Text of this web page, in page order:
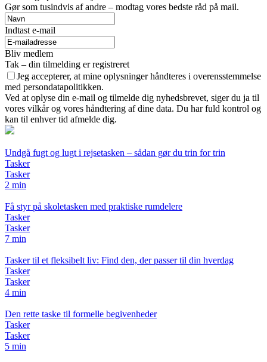
Gør som tusindvis af andre – modtag vores bedste råd på mail.
Indtast e-mail
Bliv medlem
Tak – din tilmelding er registreret
Jeg accepterer, at mine oplysninger håndteres i overensstemmelse
med persondatapolitikken.
Ved at oplyse din e-mail og tilmelde dig nyhedsbrevet, siger du ja til
vores vilkår og vores håndtering af dine data. Du har fuld kontrol og
kan til enhver tid afmelde dig.
Undgå fugt og lugt i rejsetasken – sådan gør du trin for trin
Tasker
Tasker
2 min
Få styr på skoletasken med praktiske rumdelere
Tasker
Tasker
7 min
Tasker til et fleksibelt liv: Find den, der passer til din hverdag
Tasker
Tasker
4 min
Den rette taske til formelle begivenheder
Tasker
Tasker
5 min